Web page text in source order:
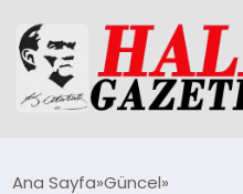
Ana Sayfa Güncel